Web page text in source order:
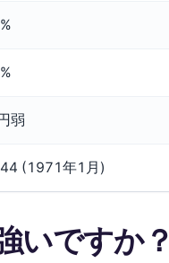
弱
(1971年1月)
いですか？